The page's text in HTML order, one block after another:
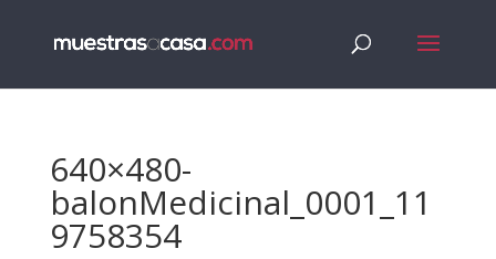
640×480-
balonMedicinal_0001_11
9758354